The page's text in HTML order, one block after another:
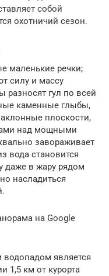
собой
охотничий сезон.
маленькие речки;
силу и массу
разносят гул по всей
каменные глыбы,
плоскости,
над мощными
завораживает
вода становится
даже в жару рядом
насладиться
на Google
является
1,5 км от курорта